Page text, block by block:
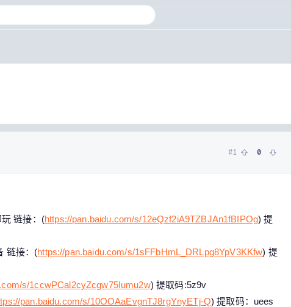
#1 0
链接：(https://pan.baidu.com/s/12eQzf2iA9TZBJAn1fBIPOg) 提
链接：(https://pan.baidu.com/s/1sFFbHmL_DRLpg8YpV3KKfw) 提
s/1ccwPCal2cyZcgw75Iumu2w) 提取码:5z9v
pan.baidu.com/s/10OOAaEvgnTJ8rgYnyETj-Q) 提取码：uees